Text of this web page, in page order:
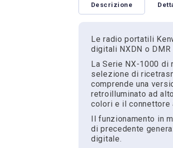
Descrizione
Le radio portatili
digitali NXDN o
La Serie NX-1000
selezione di
comprende una
retroilluminato ad
colori e il connettore
Il funzionamento in
di precedente
digitale.